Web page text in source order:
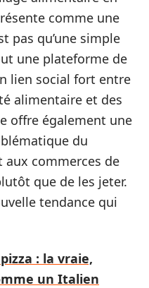
comme une
pas qu’une simple
une plateforme de
lien social fort entre
alimentaire et des
offre également une
du
commerces de
que de les jeter.
tendance qui
: la vraie,
un Italien